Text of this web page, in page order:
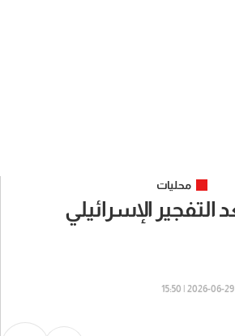
محليات
الإسرائيلي
2026-06-29 | 15:50